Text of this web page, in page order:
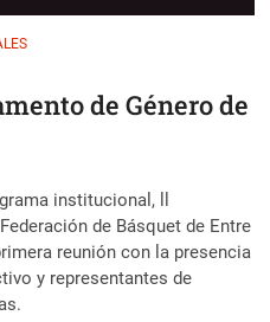
de Género de
institucional, ll
de Básquet de Entre
reunión con la presencia
y representantes de